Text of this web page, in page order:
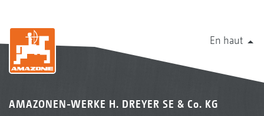
En haut
AMAZONEN-WERKE H. DREYER SE & Co. KG